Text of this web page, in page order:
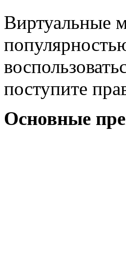
Виртуальные
поступите
Основные